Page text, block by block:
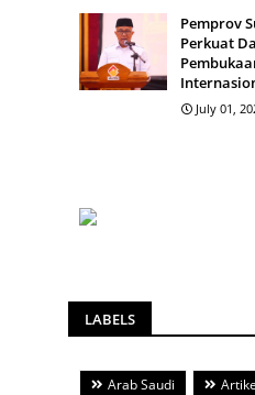
Pemprov
Perkuat
July 01,
LABELS
Arab Saudi